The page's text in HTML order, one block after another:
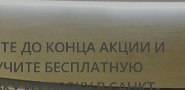
ДО КОНЦА АКЦИИ И
БЕСПЛАТНУЮ